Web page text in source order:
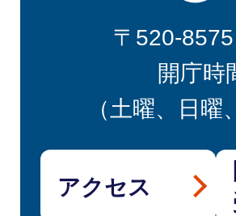
〒520-
開庁時
（土曜、日
アクセス